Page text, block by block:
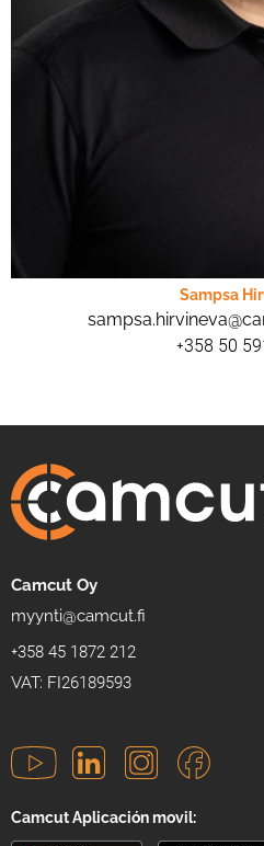
Sampsa
+358 50
Camcut Oy
myynti@camcut.fi
+358 45 1872 212
VAT: FI26189593
Camcut Aplicación movil: